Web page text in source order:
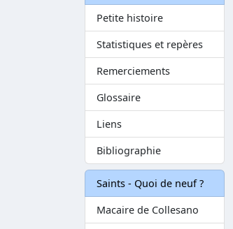
Petite histoire
Statistiques et repères
Remerciements
Glossaire
Liens
Bibliographie
Saints - Quoi de neuf ?
Macaire de Collesano